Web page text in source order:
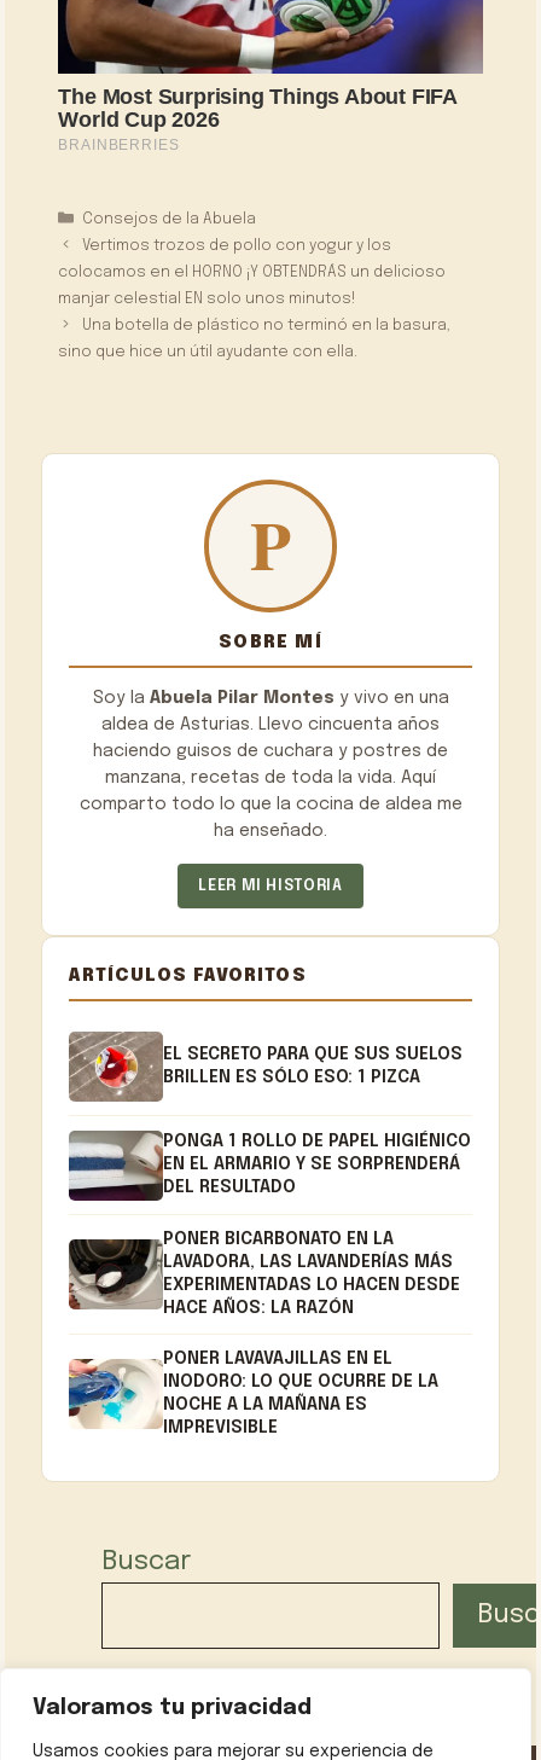
Valoramos tu privacidad
Usamos cookies para mejorar su experiencia de
Categorías
Consejos de la Abuela
Vertimos trozos de pollo con yogur y los
colocamos en el HORNO ¡Y OBTENDRÁS un delicioso
manjar celestial EN solo unos minutos!
Una botella de plástico no terminó en la basura,
sino que hice un útil ayudante con ella.
SOBRE MÍ
Soy la Abuela Pilar Montes y vivo en una
aldea de Asturias. Llevo cincuenta años
haciendo guisos de cuchara y postres de
manzana, recetas de toda la vida. Aquí
comparto todo lo que la cocina de aldea me
ha enseñado.
LEER MI HISTORIA
ARTÍCULOS FAVORITOS
EL SECRETO PARA QUE SUS SUELOS
BRILLEN ES SÓLO ESO: 1 PIZCA
PONGA 1 ROLLO DE PAPEL HIGIÉNICO
EN EL ARMARIO Y SE SORPRENDERÁ
DEL RESULTADO
PONER BICARBONATO EN LA
LAVADORA, LAS LAVANDERÍAS MÁS
EXPERIMENTADAS LO HACEN DESDE
HACE AÑOS: LA RAZÓN
PONER LAVAVAJILLAS EN EL
INODORO: LO QUE OCURRE DE LA
NOCHE A LA MAÑANA ES
IMPREVISIBLE
Buscar